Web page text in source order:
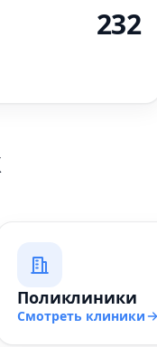
232
Поликлиники
Смотреть клиники